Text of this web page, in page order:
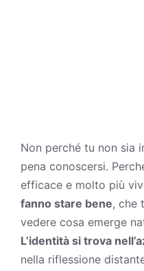
Non perché tu non sia
pena conoscersi.
efficace e molto più
fanno stare bene, che
vedere cosa emerge
L’identità si trova
nella riflessione